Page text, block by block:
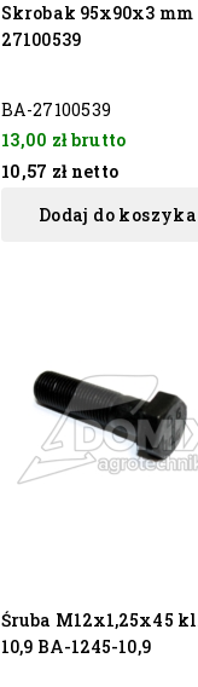
Skrobak 95x90x3 mm
27100539
BA-27100539
13,00 złbrutto
10,57 zł netto
Dodaj do koszyka
Śruba M12x1,25x45
10,9 BA-1245-10,9